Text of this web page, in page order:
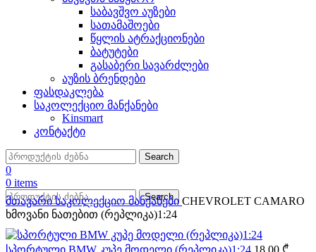
საბავშვო აუზები
სათამაშოები
წყლის ატრაქციონები
ბატუტები
გასაბერი სავარძლები
აუზის ბრენდები
ფასდაკლება
საკოლექციო მანქანები
Kinsmart
კონტაქტი
Search
0
0 items
Search
მთავარისაკოლექციო მანქანები CHEVROLET CAMARO
ხმოვანი ნათებით (რეპლიკა)1:24
სპორტული BMW კუპე მოდელი (რეპლიკა)1:24 18.00 ₾